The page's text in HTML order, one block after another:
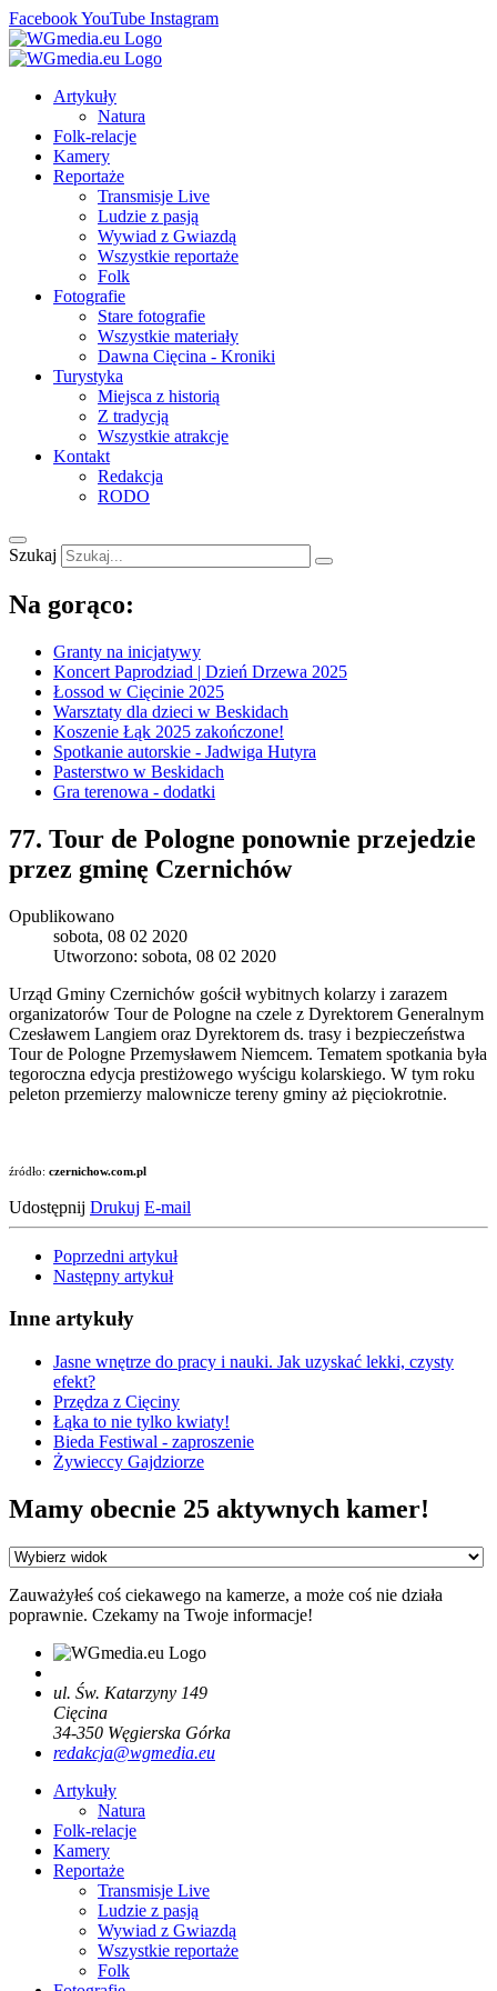
FacebookYouTube Instagram
Artykuły
Natura
Folk-relacje
Kamery
Reportaże
Transmisje Live
Ludzie z pasją
Wywiad z Gwiazdą
Wszystkie reportaże
Folk
Fotografie
Stare fotografie
Wszystkie materiały
Dawna Cięcina - Kroniki
Turystyka
Miejsca z historią
Z tradycją
Wszystkie atrakcje
Kontakt
Redakcja
RODO
Szukaj
Na gorąco:
Granty na inicjatywy
Koncert Paprodziad | Dzień Drzewa 2025
Łossod w Cięcinie 2025
Warsztaty dla dzieci w Beskidach
Koszenie Łąk 2025 zakończone!
Spotkanie autorskie - Jadwiga Hutyra
Pasterstwo w Beskidach
Gra terenowa - dodatki
77. Tour de Pologne ponownie przejedzie
przez gminę Czernichów
Opublikowano
sobota, 08 02 2020
Utworzono: sobota, 08 02 2020
Urząd Gminy Czernichów gościł wybitnych kolarzy i zarazem
organizatorów Tour de Pologne na czele z Dyrektorem Generalnym
Czesławem Langiem oraz Dyrektorem ds. trasy i bezpieczeństwa
Tour de Pologne Przemysławem Niemcem. Tematem spotkania była
tegoroczna edycja prestiżowego wyścigu kolarskiego. W tym roku
peleton przemierzy malownicze tereny gminy aż pięciokrotnie.
źródło: czernichow.com.pl
Udostępnij Drukuj E-mail
Poprzedni artykuł
Następny artykuł
Inne artykuły
Jasne wnętrze do pracy i nauki. Jak uzyskać lekki, czysty
efekt?
Przędza z Cięciny
Łąka to nie tylko kwiaty!
Bieda Festiwal - zaproszenie
Żywieccy Gajdziorze
Mamy obecnie 25 aktywnych kamer!
Zauważyłeś coś ciekawego na kamerze, a może coś nie działa
poprawnie. Czekamy na Twoje informacje!
ul. Św. Katarzyny 149
Cięcina
34-350 Węgierska Górka
redakcja@wgmedia.eu
Artykuły
Natura
Folk-relacje
Kamery
Reportaże
Transmisje Live
Ludzie z pasją
Wywiad z Gwiazdą
Wszystkie reportaże
Folk